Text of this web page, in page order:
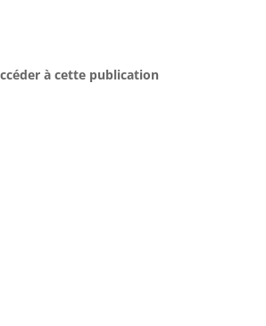
à cette publication